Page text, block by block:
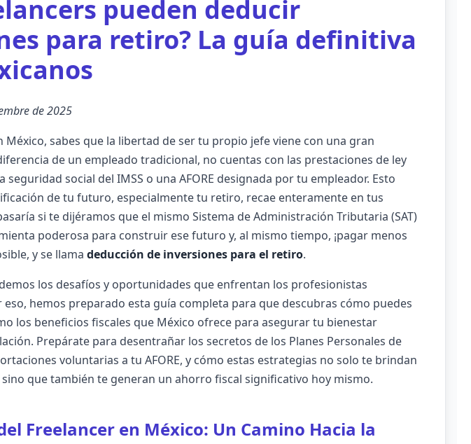
pueden deducir
para retiro? La guía definitiva
de 2025
México, sabes que la libertad de ser tu propio jefe viene con una gran
de un empleado tradicional, no cuentas con las prestaciones de ley
seguridad social del IMSS o una AFORE designada por tu empleador. Esto
de tu futuro, especialmente tu retiro, recae enteramente en tus
si te dijéramos que el mismo Sistema de Administración Tributaria (SAT)
poderosa para construir ese futuro y, al mismo tiempo, ¡pagar menos
y se llama deducción de inversiones para el retiro.
los desafíos y oportunidades que enfrentan los profesionistas
eso, hemos preparado esta guía completa para que descubras cómo puedes
los beneficios fiscales que México ofrece para asegurar tu bienestar
Prepárate para desentrañar los secretos de los Planes Personales de
voluntarias a tu AFORE, y cómo estas estrategias no solo te brindan
que también te generan un ahorro fiscal significativo hoy mismo.
Freelancer en México: Un Camino Hacia la